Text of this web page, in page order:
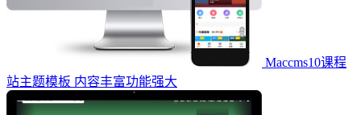
Maccms10课程
站主题模板 内容丰富功能强大